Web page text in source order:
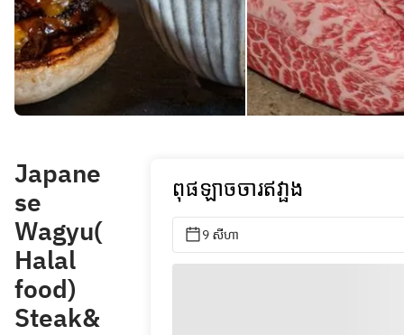
Japane
se
Wagyu(
Halal
food)
Steak&
ពុផឡាចចារឥវា្ផង
9 សីហា